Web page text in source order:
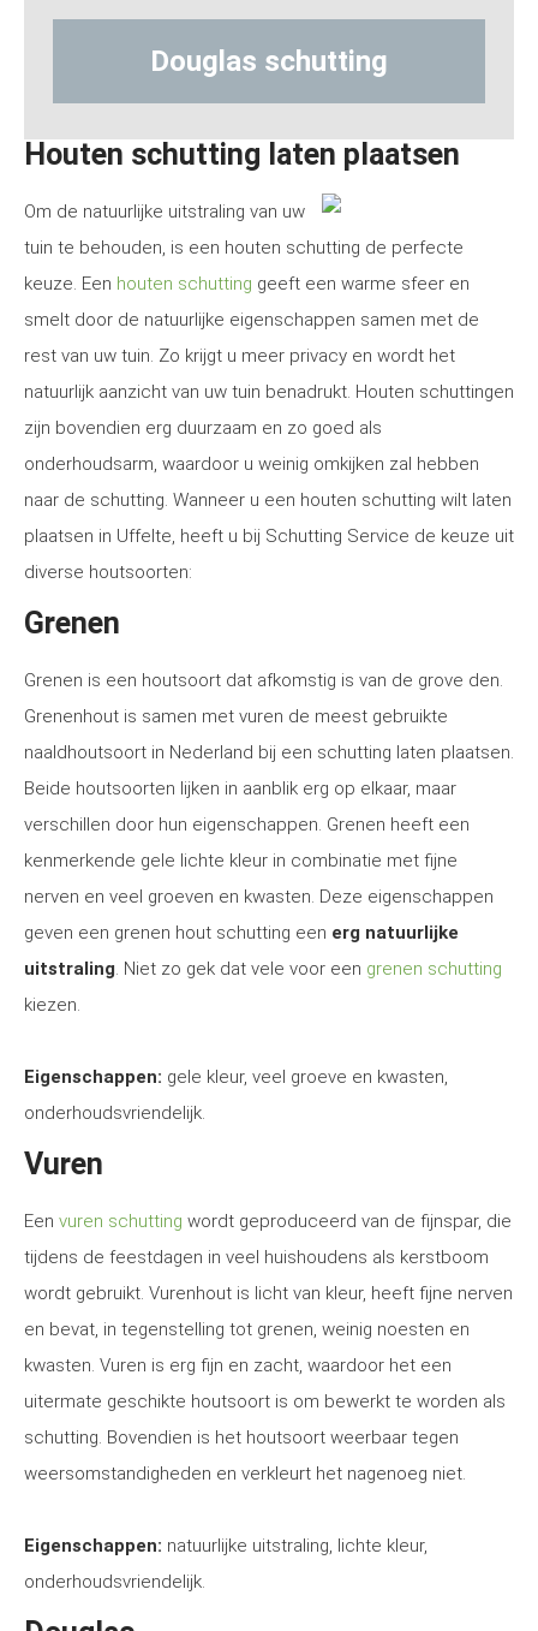
Douglas schutting
Houten schutting laten plaatsen
Om de natuurlijke uitstraling van uw
tuin te behouden, is een houten schutting de perfecte
keuze. Een houten schutting geeft een warme sfeer en
smelt door de natuurlijke eigenschappen samen met de
rest van uw tuin. Zo krijgt u meer privacy en wordt het
natuurlijk aanzicht van uw tuin benadrukt. Houten schuttingen
zijn bovendien erg duurzaam en zo goed als
onderhoudsarm, waardoor u weinig omkijken zal hebben
naar de schutting. Wanneer u een houten schutting wilt laten
plaatsen in Uffelte, heeft u bij Schutting Service de keuze uit
diverse houtsoorten:
Grenen
Grenen is een houtsoort dat afkomstig is van de grove den.
Grenenhout is samen met vuren de meest gebruikte
naaldhoutsoort in Nederland bij een schutting laten plaatsen.
Beide houtsoorten lijken in aanblik erg op elkaar, maar
verschillen door hun eigenschappen. Grenen heeft een
kenmerkende gele lichte kleur in combinatie met fijne
nerven en veel groeven en kwasten. Deze eigenschappen
geven een grenen hout schutting een erg natuurlijke
uitstraling. Niet zo gek dat vele voor een grenen schutting
kiezen.
Eigenschappen: gele kleur, veel groeve en kwasten,
onderhoudsvriendelijk.
Vuren
Een vuren schutting wordt geproduceerd van de fijnspar, die
tijdens de feestdagen in veel huishoudens als kerstboom
wordt gebruikt. Vurenhout is licht van kleur, heeft fijne nerven
en bevat, in tegenstelling tot grenen, weinig noesten en
kwasten. Vuren is erg fijn en zacht, waardoor het een
uitermate geschikte houtsoort is om bewerkt te worden als
schutting. Bovendien is het houtsoort weerbaar tegen
weersomstandigheden en verkleurt het nagenoeg niet.
Eigenschappen: natuurlijke uitstraling, lichte kleur,
onderhoudsvriendelijk.